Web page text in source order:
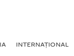
INTERNAŢIONAL